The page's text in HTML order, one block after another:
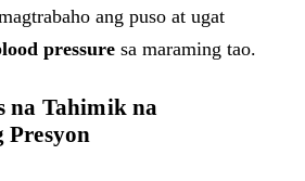
ang puso at ugat
pressure sa maraming tao.
na Tahimik na
Presyon